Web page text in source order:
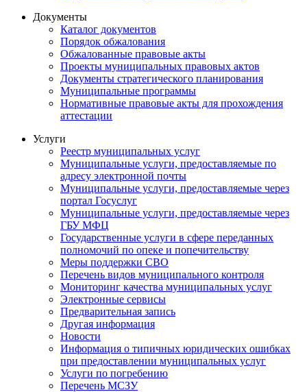
Документы
Каталог документов
Порядок обжалования
Обжалованные правовые акты
Проекты муниципальных правовых актов
Документы стратегического планирования
Муниципальные программы
Нормативные правовые акты для прохождения
аттестации
Услуги
Реестр муниципальных услуг
Муниципальные услуги, предоставляемые по
адресу электронной почты
Муниципальные услуги, предоставляемые через
портал Госуслуг
Муниципальные услуги, предоставляемые через
ГБУ МФЦ
Государственные услуги в сфере переданных
полномочий по опеке и попечительству
Меры поддержки СВО
Перечень видов муниципального контроля
Мониторинг качества муниципальных услуг
Электронные сервисы
Предварительная запись
Другая информация
Новости
Информация о типичных юридических ошибках
при предоставлении муниципальных услуг
Услуги по погребению
Перечень МСЗУ